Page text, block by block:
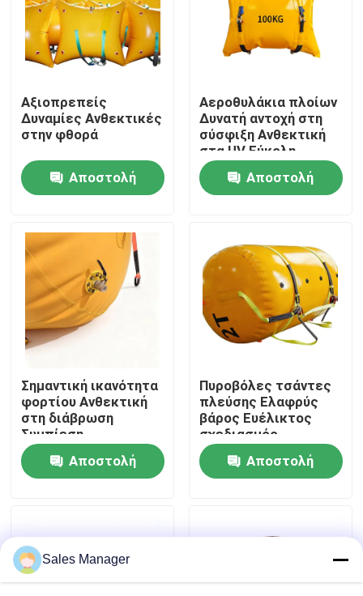
Αρχική Σελίδα
Προϊόντα
Βίντεο
Σχετικά με εμάς
Γύρος εργοστασίων
Ποιοτικός έλεγχος
Ζητήστε ένα απόσπασμα
Αεροσακούλες διάσωσης πλοίων
Φουσκωτοί θαλάσσιοι αερόσακοι
Αξιοπρεπείς
Δυναμίες Ανθεκτικές
στην φθορά
Αποστολή
Αεροθυλάκια πλοίων
Δυνατή αντοχή στη
σύσφιξη Ανθεκτική
στα UV Εύκολη
ανάπτυξη
Αποστολή
Σημαντική ικανότητα
φορτίου Ανθεκτική
στη διάβρωση
Συμπίεση
αποθήκευσης
Αποστολή
Πυροβόλες τσάντες
πλεύσης Ελαφρύς
βάρος Ευέλικτος
σχεδιασμός
Αδιαβρωτική
σφραγίδαΑποστολή
Sales Manager